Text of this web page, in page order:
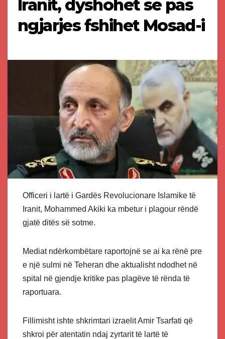
Iranit, dyshohet se pas
ngjarjes fshihet Mosad-i
Officeri i lartë i Gardës Revolucionare Islamike të
Iranit, Mohammed Akiki ka mbetur i plagour rëndë
gjatë ditës së sotme.
Mediat ndërkombëtare raportojnë se ai ka rënë pre
e një sulmi në Teheran dhe aktualisht ndodhet në
spital në gjendje kritike pas plagëve të rënda të
raportuara.
Fillimisht ishte shkrimtari izraelit Amir Tsarfati që
shkroi për atentatin ndaj zyrtarit të lartë të